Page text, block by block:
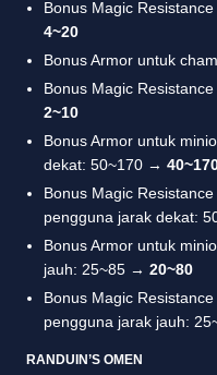
Bonus Magic
4~20
Bonus Armor untuk
Bonus Magic
2~10
Bonus Armor untuk
dekat: 50~170 →
Bonus Magic
pengguna jarak dekat:
Bonus Armor untuk
jauh: 25~85 → 20~80
Bonus Magic
pengguna jarak jauh:
RANDUIN’S OMEN